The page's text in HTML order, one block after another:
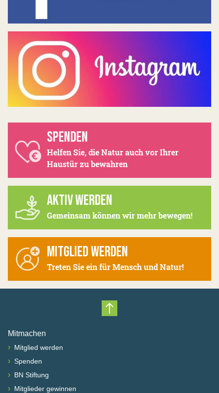
SPENDEN
Helfen Sie, die Natur auch vor Ihrer
Haustür zu bewahren
AKTIV WERDEN
Gemeinsam können wir mehr bewegen!
MITGLIED WERDEN
Treten Sie ein für Mensch und Natur!
Nach oben scrollen
Mitmachen
› Mitglied werden
› Spenden
› BN Stiftung
› Mitglieder gewinnen